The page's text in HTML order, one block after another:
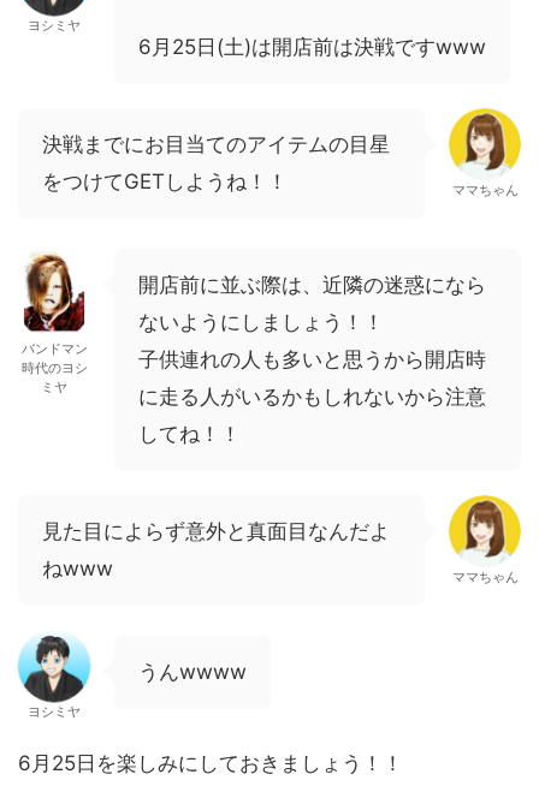
ヨシミヤ
6月25日(土)は開店前は決戦ですwww
決戦までにお目当てのアイテムの目星
をつけてGETしようね！！
ママちゃん
バンドマン
時代のヨシ
ミヤ
開店前に並ぶ際は、近隣の迷惑になら
ないようにしましょう！！
子供連れの人も多いと思うから開店時
に走る人がいるかもしれないから注意
してね！！
見た目によらず意外と真面目なんだよ
ねwww
ママちゃん
ヨシミヤ
うんwwww
6月25日を楽しみにしておきましょう！！